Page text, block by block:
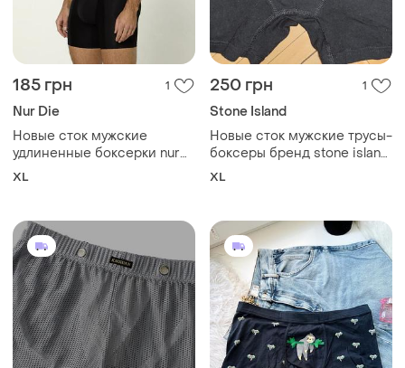
185 грн 1
Nur Die
Новые сток мужские
удлиненные боксерки nur
die cotton active черного
XL
250 грн 1
Stone Island
Новые сток мужские трусы-
боксеры бренд stone island,
хл
XL